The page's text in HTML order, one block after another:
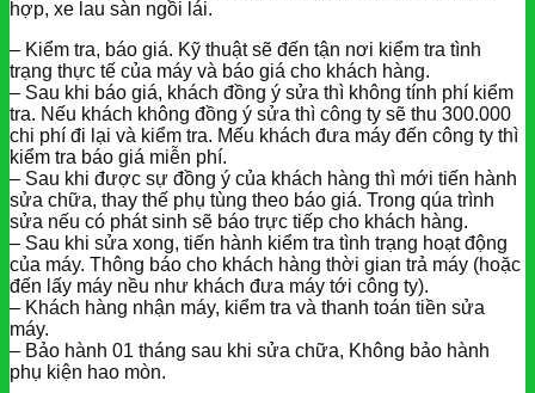
hợp, xe lau sàn ngồi lái.
– Kiểm tra, báo giá. Kỹ thuật sẽ đến tận nơi kiểm tra tình
trạng thực tế của máy và báo giá cho khách hàng.
– Sau khi báo giá, khách đồng ý sửa thì không tính phí kiểm
tra. Nếu khách không đồng ý sửa thì công ty sẽ thu 300.000
chi phí đi lại và kiểm tra. Mếu khách đưa máy đến công ty thì
kiểm tra báo giá miễn phí.
– Sau khi được sự đồng ý của khách hàng thì mới tiến hành
sửa chữa, thay thế phụ tùng theo báo giá. Trong qúa trình
sửa nếu có phát sinh sẽ báo trực tiếp cho khách hàng.
– Sau khi sửa xong, tiến hành kiểm tra tình trạng hoạt động
của máy. Thông báo cho khách hàng thời gian trả máy (hoặc
đến lấy máy nều như khách đưa máy tới công ty).
– Khách hàng nhận máy, kiểm tra và thanh toán tiền sửa
máy.
– Bảo hành 01 tháng sau khi sửa chữa, Không bảo hành
phụ kiện hao mòn.